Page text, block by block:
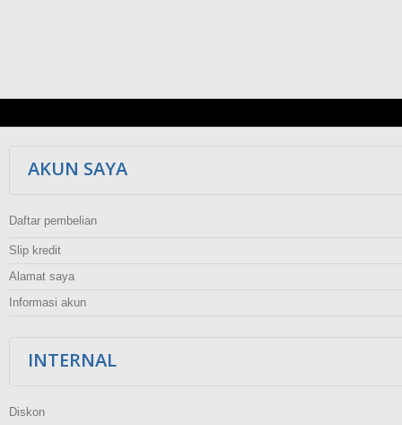
AKUN SAYA
Daftar pembelian
Slip kredit
Alamat saya
Informasi akun
INTERNAL
Diskon